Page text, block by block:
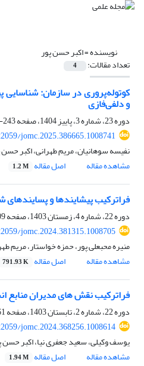
نویسنده =اکبر حسن پور
تعداد مقالات: 4
کوتوله‌پروری در سازمان: شناسایی
و دلفی‌فازی
دوره 23، شماره 3، پاییز 1404، صفحه
243-267
jomc.2025.386665.1008741
نفیسه سوهانیان، مریم طهرانی، اکبر حسن
مشاهده مقاله
اصل مقاله 1.2 M
فراترکیب پیشایندها و
دوره 22، شماره 4، زمستان 1403، صفحه
jomc.2024.381315.1008705
منیره محبعلی پور، حمزه خواستار، مریم
مشاهده مقاله
اصل مقاله 791.93 K
فراترکیب نقش های مدیران منابع
دوره 22، شماره 2، تابستان 1403، صفحه
jomc.2024.368256.1008614
یوسف وکیلی، سعید جعفری نیا، اکبر حسن
مشاهده مقاله
اصل مقاله 1.94 M